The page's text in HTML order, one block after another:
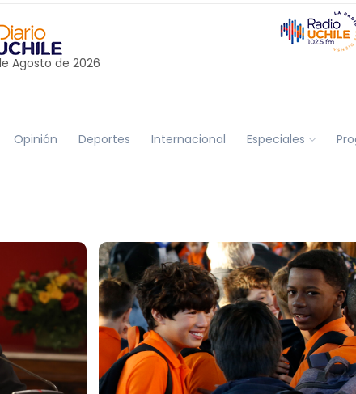
Agosto de 2026
Opinión Deportes Internacional Especiales